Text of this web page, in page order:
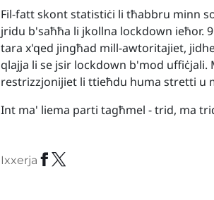
Fil-fatt skont statistiċi li tħabbru minn
jridu b'saħħa li jkollna lockdown ieħor.
tara x'qed jingħad mill-awtoritajiet,
qlajja li se jsir lockdown b'mod
restrizzjonijiet li ttieħdu huma stretti u
Int ma' liema parti tagħmel - trid, ma
Ixxerja